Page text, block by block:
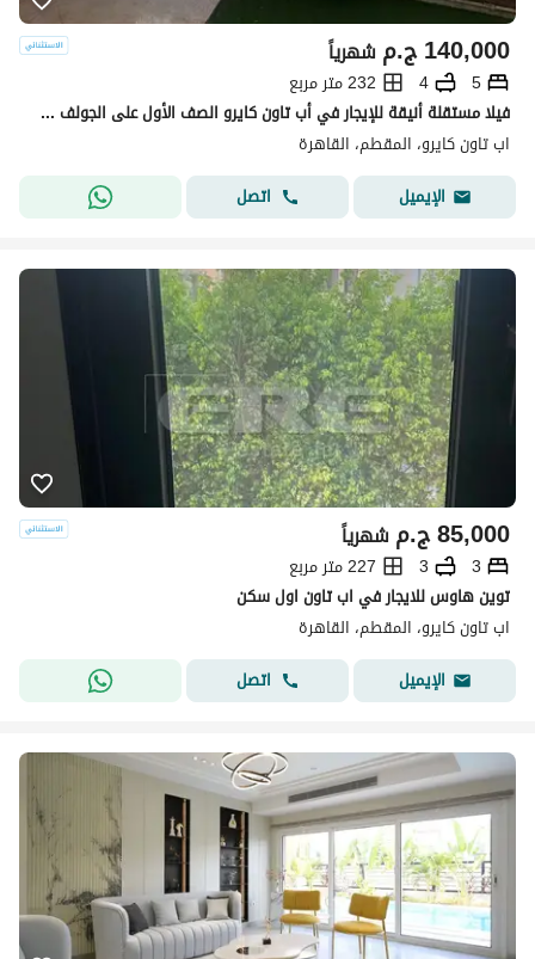
ج.م140,000 شهرياً
5
4
232 متر مربع
فيلا مستقلة أنيقة للإيجار في أب تاون كايرو الصف الأول على الجولف وموقع مميز
اب تاون كايرو، المقطم، القاهرة
الإيميل
اتصل
ج.م85,000 شهرياً
3
3
227 متر مربع
توين هاوس للايجار في اب تاون اول سكن
اب تاون كايرو، المقطم، القاهرة
الإيميل
اتصل